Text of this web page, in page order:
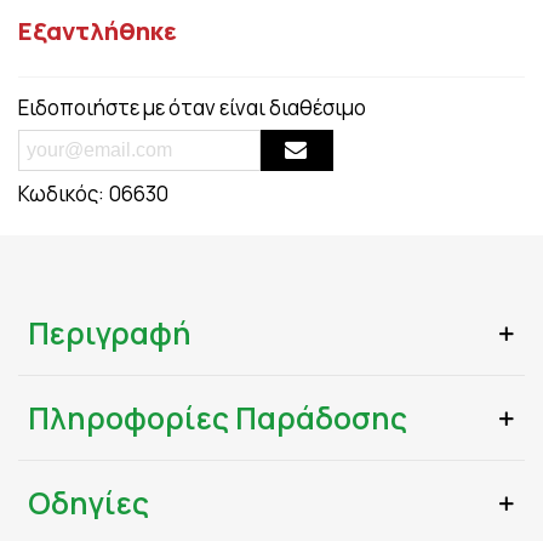
Εξαντλήθηκε
Ειδοποιήστε με όταν είναι διαθέσιμο
Κωδικός: 06630
Περιγραφή
Πληροφορίες Παράδοσης
Οδηγίες